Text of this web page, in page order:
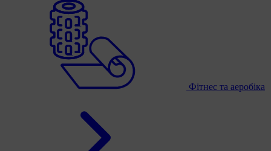
Фітнес та аеробіка